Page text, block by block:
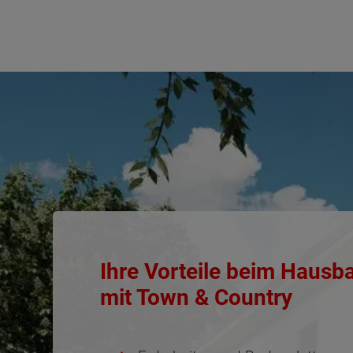
Ihre Vorteile beim
mit Town & Country